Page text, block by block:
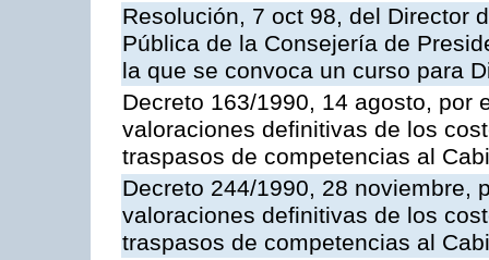
Resolución, 7 oct 98, del Director
Pública de la Consejería de
la que se convoca un curso para
Decreto 163/1990, 14 agosto, por
valoraciones definitivas de los
traspasos de competencias al
Decreto 244/1990, 28 noviembre,
valoraciones definitivas de los
traspasos de competencias al